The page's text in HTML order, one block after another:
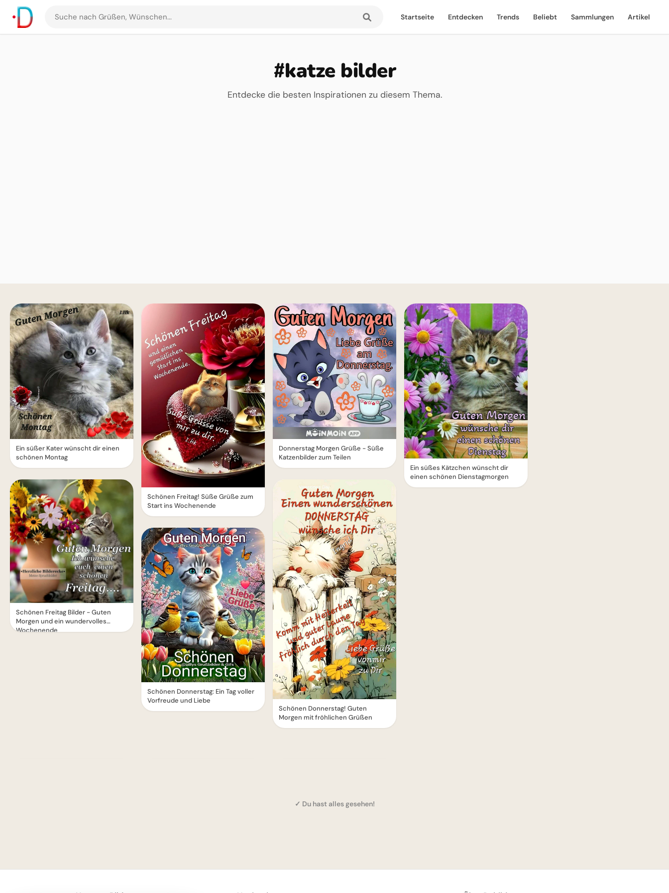
Suche
nach
Startseite Entdecken Trends Beliebt Sammlungen Artikel
#katze bilder
Entdecke die besten Inspirationen zu diesem Thema.
Ein süßer Kater wünscht dir einen
schönen Montag
Schönen Freitag Bilder - Guten
Morgen und ein wundervolles
Wochenende
Schönen Freitag! Süße Grüße zum
Start ins Wochenende
Schönen Donnerstag: Ein Tag voller
Vorfreude und Liebe
Donnerstag Morgen Grüße - Süße
Katzenbilder zum Teilen
Schönen Donnerstag! Guten
Morgen mit fröhlichen Grüßen
Ein süßes Kätzchen wünscht dir
einen schönen Dienstagmorgen
✓ Du hast alles gesehen!